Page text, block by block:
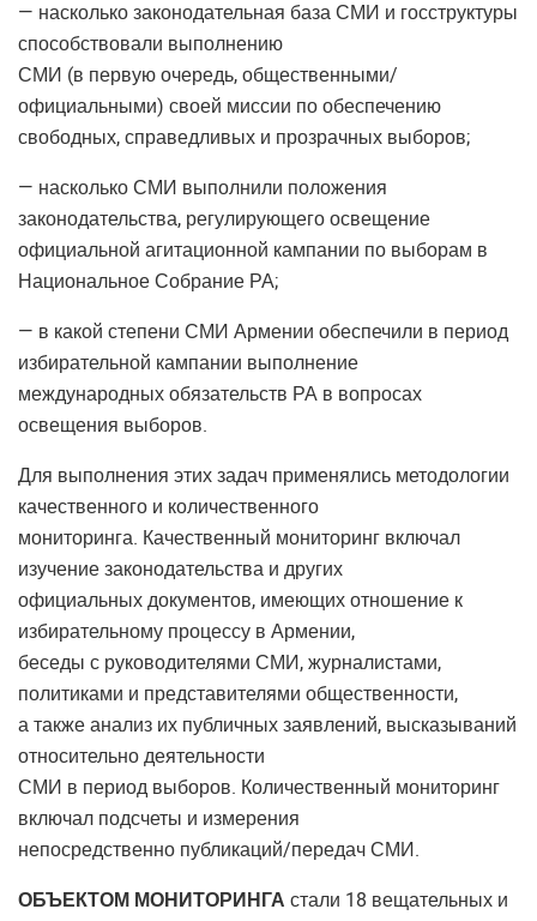
— насколько законодательная база СМИ и госструктуры
способствовали выполнению
СМИ (в первую очередь, общественными/
официальными) своей миссии по обеспечению
свободных, справедливых и прозрачных выборов;
— насколько СМИ выполнили положения
законодательства, регулирующего освещение
официальной агитационной кампании по выборам в
Национальное Собрание РА;
— в какой степени СМИ Армении обеспечили в период
избирательной кампании выполнение
международных обязательств РА в вопросах
освещения выборов.
Для выполнения этих задач применялись методологии
качественного и количественного
мониторинга. Качественный мониторинг включал
изучение законодательства и других
официальных документов, имеющих отношение к
избирательному процессу в Армении,
беседы с руководителями СМИ, журналистами,
политиками и представителями общественности,
а также анализ их публичных заявлений, высказываний
относительно деятельности
СМИ в период выборов. Количественный мониторинг
включал подсчеты и измерения
непосредственно публикаций/передач СМИ.
ОБЪЕКТОМ МОНИТОРИНГА стали 18 вещательных и